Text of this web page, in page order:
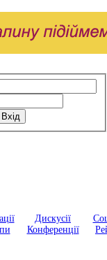
Дискусії
Конференції